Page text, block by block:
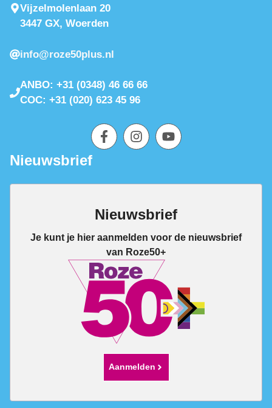
Vijzelmolenlaan 20
3447 GX, Woerden
info@roze50plus.nl
ANBO: +31 (0348) 46 66 66
COC: +31 (020) 623 45 96
Nieuwsbrief
Nieuwsbrief
Je kunt je hier aanmelden voor de nieuwsbrief
van Roze50+
Aanmelden